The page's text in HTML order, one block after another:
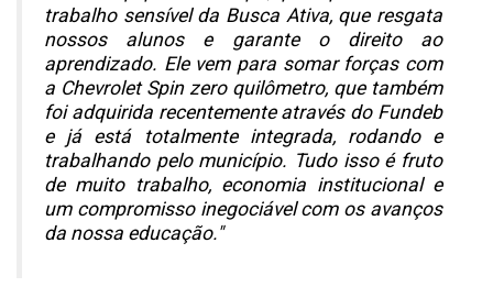
trabalho sensível da Busca Ativa, que resgata
nossos alunos e garante o direito ao
aprendizado. Ele vem para somar forças com
a Chevrolet Spin zero quilômetro, que também
foi adquirida recentemente através do Fundeb
e já está totalmente integrada, rodando e
trabalhando pelo município. Tudo isso é fruto
de muito trabalho, economia institucional e
um compromisso inegociável com os avanços
da nossa educação."